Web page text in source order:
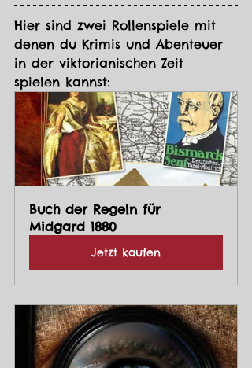
Hier sind zwei Rollenspiele mit
denen du Krimis und Abenteuer
in der viktorianischen Zeit
spielen kannst:
Buch der Regeln für
Midgard 1880
Jetzt kaufen